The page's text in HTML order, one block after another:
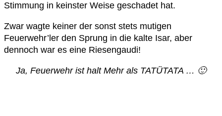
Stimmung in keinster Weise geschadet hat.
Zwar wagte keiner der sonst stets mutigen
Feuerwehr’ler den Sprung in die kalte Isar, aber
dennoch war es eine Riesengaudi!
Ja, Feuerwehr ist halt Mehr als TATÜTATA … 🙂